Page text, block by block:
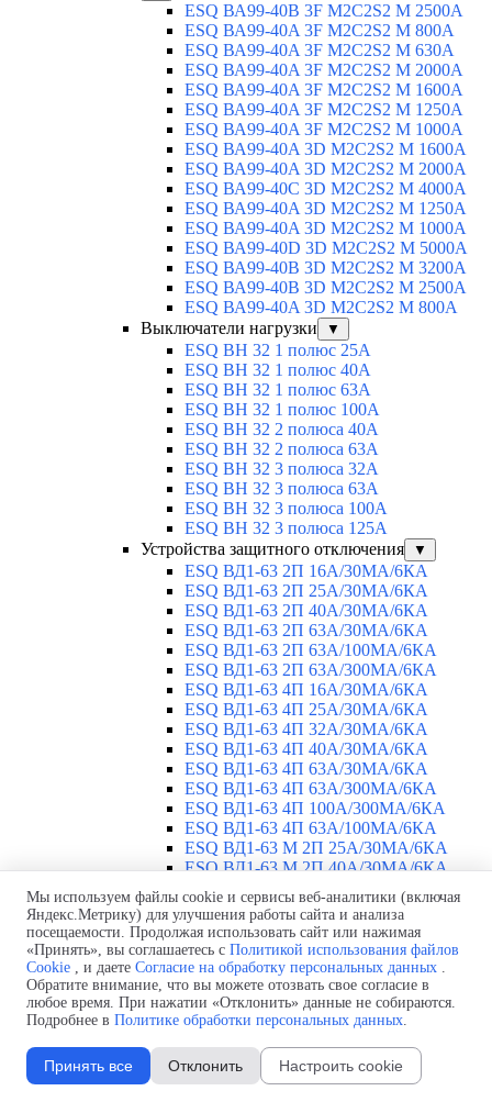
ESQ ВА99-40B 3F M2C2S2 M 2500A
ESQ ВА99-40A 3F M2C2S2 М 800A
ESQ ВА99-40A 3F M2C2S2 М 630A
ESQ ВА99-40A 3F M2C2S2 М 2000A
ESQ ВА99-40A 3F M2C2S2 М 1600A
ESQ ВА99-40A 3F M2C2S2 М 1250A
ESQ ВА99-40A 3F M2C2S2 М 1000A
ESQ ВА99-40A 3D M2C2S2 M 1600A
ESQ ВА99-40A 3D M2C2S2 M 2000A
ESQ ВА99-40C 3D M2C2S2 M 4000A
ESQ ВА99-40A 3D M2C2S2 M 1250A
ESQ ВА99-40A 3D M2C2S2 M 1000A
ESQ ВА99-40D 3D M2C2S2 M 5000A
ESQ ВА99-40B 3D M2C2S2 M 3200A
ESQ ВА99-40B 3D M2C2S2 M 2500A
ESQ ВА99-40A 3D M2C2S2 M 800A
Выключатели нагрузки
▼
ESQ ВН 32 1 полюс 25А
ESQ ВН 32 1 полюс 40А
ESQ ВН 32 1 полюс 63А
ESQ ВН 32 1 полюс 100A
ESQ ВН 32 2 полюса 40А
ESQ ВН 32 2 полюса 63А
ESQ ВН 32 3 полюса 32А
ESQ ВН 32 3 полюса 63А
ESQ ВН 32 3 полюса 100А
ESQ ВН 32 3 полюса 125А
Устройства защитного отключения
▼
ESQ ВД1-63 2П 16А/30МА/6КА
ESQ ВД1-63 2П 25А/30МА/6КА
ESQ ВД1-63 2П 40А/30МА/6КА
ESQ ВД1-63 2П 63А/30МА/6КА
ESQ ВД1-63 2П 63А/100МА/6КА
ESQ ВД1-63 2П 63А/300МА/6КА
ESQ ВД1-63 4П 16А/30МА/6КА
ESQ ВД1-63 4П 25А/30МА/6КА
ESQ ВД1-63 4П 32А/30МА/6КА
ESQ ВД1-63 4П 40А/30МА/6КА
ESQ ВД1-63 4П 63А/30МА/6КА
ESQ ВД1-63 4П 63А/300МА/6КА
ESQ ВД1-63 4П 100А/300МА/6КА
ESQ ВД1-63 4П 63А/100MA/6КА
ESQ ВД1-63 M 2П 25А/30МА/6КА
ESQ ВД1-63 M 2П 40А/30МА/6КА
ESQ ВД1-63 M 2П 63А/300МА/6КА
Автоматические выключатели ▼
ESQ ВА 47-29 1П 2А
ESQ ВА 47-29 1П 3А
ESQ ВА 47-29 1П 4А
ESQ ВА 47-29 1П 6А
ESQ ВА 47-29 1П 10А
ESQ ВА 47-29 1П 16А
ESQ ВА 47-29 1П 20А
ESQ ВА 47-29 1П 25А
ESQ ВА 47-29 1П 32А
Мы используем файлы cookie и сервисы веб-аналитики (включая
Яндекс.Метрику) для улучшения работы сайта и анализа
посещаемости. Продолжая использовать сайт или нажимая
«Принять», вы соглашаетесь с Политикой использования файлов
Cookie , и даете Согласие на обработку персональных данных .
Обратите внимание, что вы можете отозвать свое согласие в
любое время. При нажатии «Отклонить» данные не собираются.
Подробнее в Политике обработки персональных данных.
Принять все Отклонить Настроить cookie